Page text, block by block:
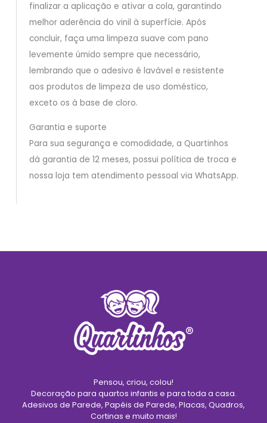
finalizar a aplicação e ativar a cola, garantindo
melhor aderência do vinil à superfície. Após
concluir, faça uma limpeza suave com pano
levemente úmido sempre que necessário,
lembrando que o adesivo é lavável e resistente
aos produtos de limpeza de uso doméstico,
exceto os à base de cloro.
Garantia e suporte
Para sua segurança e comodidade, a Quartinhos
dá garantia de 12 meses, possui política de troca e
nossa loja tem atendimento pessoal via WhatsApp.
Pensou, criou, colou!
Decoração para quartos infantis e para toda a casa.
Adesivos de Parede, Papéis de Parede, Placas, Quadros,
Cortinas e muito mais!